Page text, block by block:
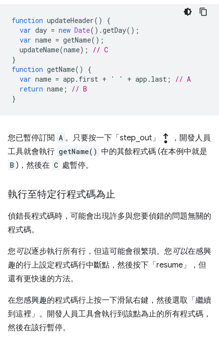
function updateHeader()
{
var day = new Date().getDay();
var name = getName();
updateName(name);
// C
}
function getName()
{
var name = app . first + ' ' + app . last ;
// A
return name ;
// B
}
您已暫停訂閱 A 。只要按一下「step_out」 step_out
，開發人員
工具就會執行 getName() 中的其餘程式碼 (在本例中就是
B )，然後在 C 處暫停。
執行至特定行程式碼為止
偵錯長程式碼時，可能會出現許多與您要偵錯的問題無關的
程式碼。
您可以逐步執行所有行，但這可能會很繁瑣。您可以在感興
趣的行上設定程式碼行中斷點，然後按下「resume」
，但
還有更快速的方法。
在您感興趣的程式碼行上按一下滑鼠右鍵，然後選取「繼續
到這裡」 。開發人員工具會執行到該點為止的所有程式碼，
然後在該行暫停。